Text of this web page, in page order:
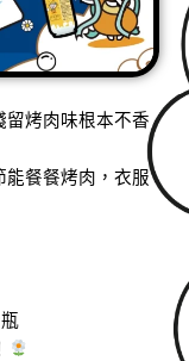
留烤肉味根本不香
餐餐烤肉，衣服